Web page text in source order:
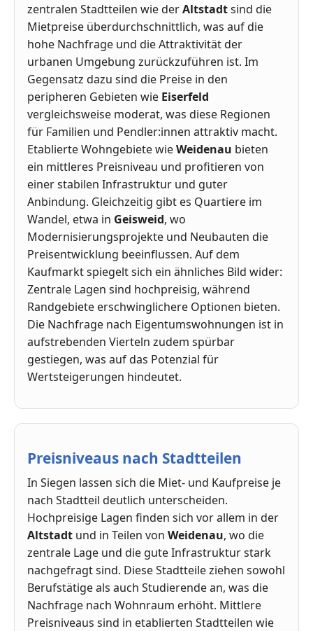
zentralen Stadtteilen wie derAltstadtsind die
Mietpreise überdurchschnittlich, was auf die
hohe Nachfrage und die Attraktivität der
urbanen Umgebung zurückzuführen ist. Im
Gegensatz dazu sind die Preise in den
peripheren Gebieten wie Eiserfeld
vergleichsweise moderat, was diese Regionen
für Familien und Pendler:innen attraktiv macht.
Etablierte Wohngebiete wieWeidenau bieten
ein mittleres Preisniveau und profitieren von
einer stabilen Infrastruktur und guter
Anbindung. Gleichzeitig gibt es Quartiere im
Wandel, etwa in Geisweid, wo
Modernisierungsprojekte und Neubauten die
Preisentwicklung beeinflussen. Auf dem
Kaufmarkt spiegelt sich ein ähnliches Bild wider:
Zentrale Lagen sind hochpreisig, während
Randgebiete erschwinglichere Optionen bieten.
Die Nachfrage nach Eigentumswohnungen ist in
aufstrebenden Vierteln zudem spürbar
gestiegen, was auf das Potenzial für
Wertsteigerungen hindeutet.
Preisniveaus nach Stadtteilen
In Siegen lassen sich die Miet- und Kaufpreise je
nach Stadtteil deutlich unterscheiden.
Hochpreisige Lagen finden sich vor allem in der
Altstadt und in Teilen von Weidenau, wo die
zentrale Lage und die gute Infrastruktur stark
nachgefragt sind. Diese Stadtteile ziehen sowohl
Berufstätige als auch Studierende an, was die
Nachfrage nach Wohnraum erhöht. Mittlere
Preisniveaus sind in etablierten Stadtteilen wie